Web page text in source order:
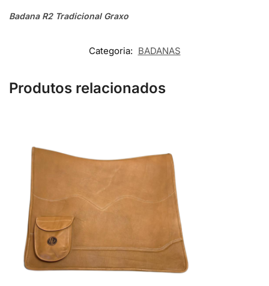
Badana R2 Tradicional Graxo
Categoria: BADANAS
Produtos relacionados